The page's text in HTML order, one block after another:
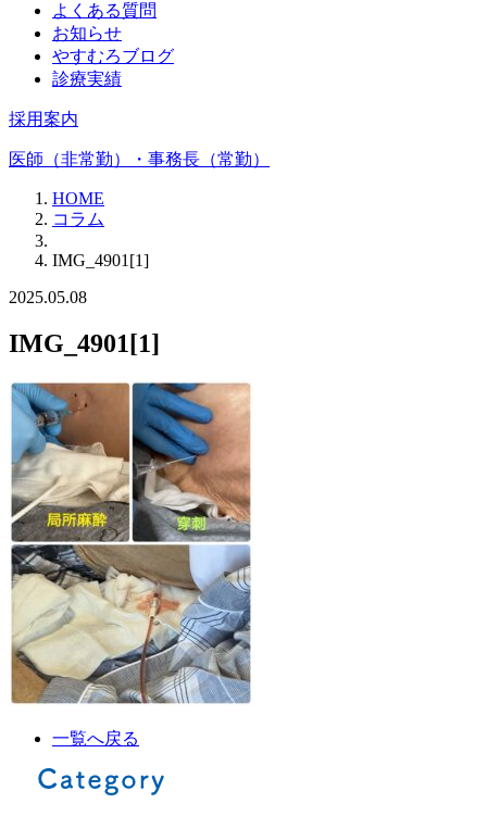
よくある質問
お知らせ
やすむろブログ
診療実績
採用案内
医師（非常勤）・事務長（常勤）
HOME
コラム
IMG_4901[1]
2025.05.08
IMG_4901[1]
一覧へ戻る